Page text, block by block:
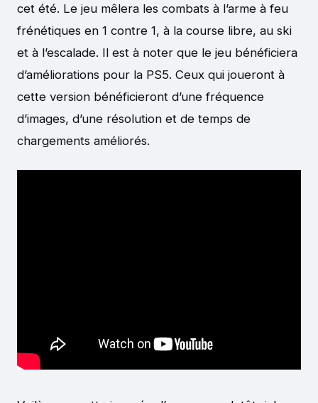
cet été. Le jeu mêlera les combats à l’arme à feu
frénétiques en 1 contre 1, à la course libre, au ski
et à l’escalade. Il est à noter que le jeu bénéficiera
d’améliorations pour la PS5. Ceux qui joueront à
cette version bénéficieront d’une fréquence
d’images, d’une résolution et de temps de
chargements améliorés.